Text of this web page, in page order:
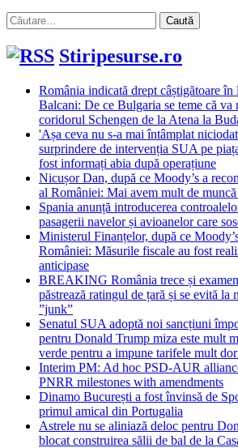
Caută
după:
Stiripesurse.ro
România indicată drept câștigătoare
Balcani: De ce Bulgaria se teme că va
coridorul Schengen de la Atena la
'Așa ceva nu s-a mai întâmplat
surprindere de intervenția SUA pe
fost informați abia după operațiune
Nicușor Dan, după ce Moody’s a
al României: Mai avem mult de
Spania anunță introducerea
pasagerii navelor și avioanelor care
Ministerul Finanțelor, după ce
României: Măsurile fiscale au fost
anticipase
BREAKING România trece și
păstrează ratingul de țară și se evită la
”junk”
Senatul SUA adoptă noi sancțiuni
pentru Donald Trump miza este mult
verde pentru a impune tarifele mult
Interim PM: Ad hoc PSD-AUR
PNRR milestones with amendments
Dinamo București a fost învinsă de
primul amical din Portugalia
Astrele nu se aliniază deloc pentru
blocat construirea sălii de bal de la